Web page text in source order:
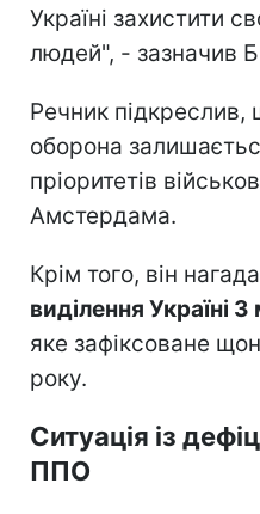
Україні захистити
людей", - зазначив
Речник підкреслив,
оборона
пріоритетів
Амстердама.
Крім того, він
виділення Україні
яке зафіксоване
року.
Ситуація із
ППО